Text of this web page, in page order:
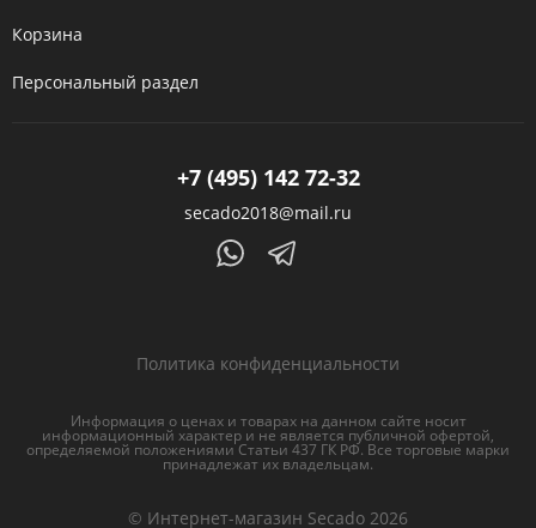
Корзина
Персональный раздел
+7 (495) 142 72-32
secado2018@mail.ru
Политика конфиденциальности
Информация о ценах и товарах на данном сайте носит
информационный характер и не является публичной офертой,
определяемой положениями Статьи 437 ГК РФ. Все торговые марки
принадлежат их владельцам.
© Интернет-магазин Secado 2026